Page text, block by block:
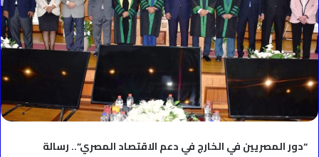
“دور المصريين في الخارج في دعم الاقتصاد المصري”.. رسالة